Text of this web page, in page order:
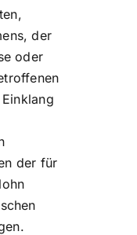
der
oder
der für